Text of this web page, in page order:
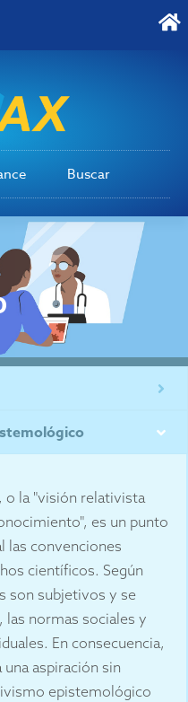
Buscar
la "visión relativista
es un punto
las convenciones
científicos. Según
son subjetivos y se
normas sociales y
En consecuencia,
aspiración sin
epistemológico